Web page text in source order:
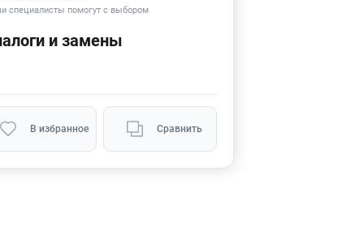
специалисты помогут с выбором
и замены
В избранное Сравнить